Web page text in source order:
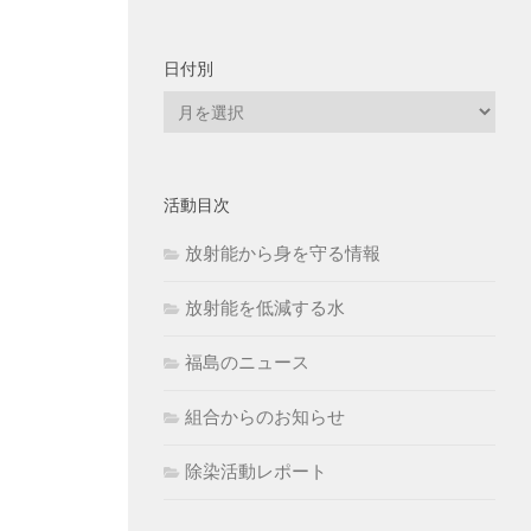
日付別
活動目次
放射能から身を守る情報
放射能を低減する水
福島のニュース
組合からのお知らせ
除染活動レポート